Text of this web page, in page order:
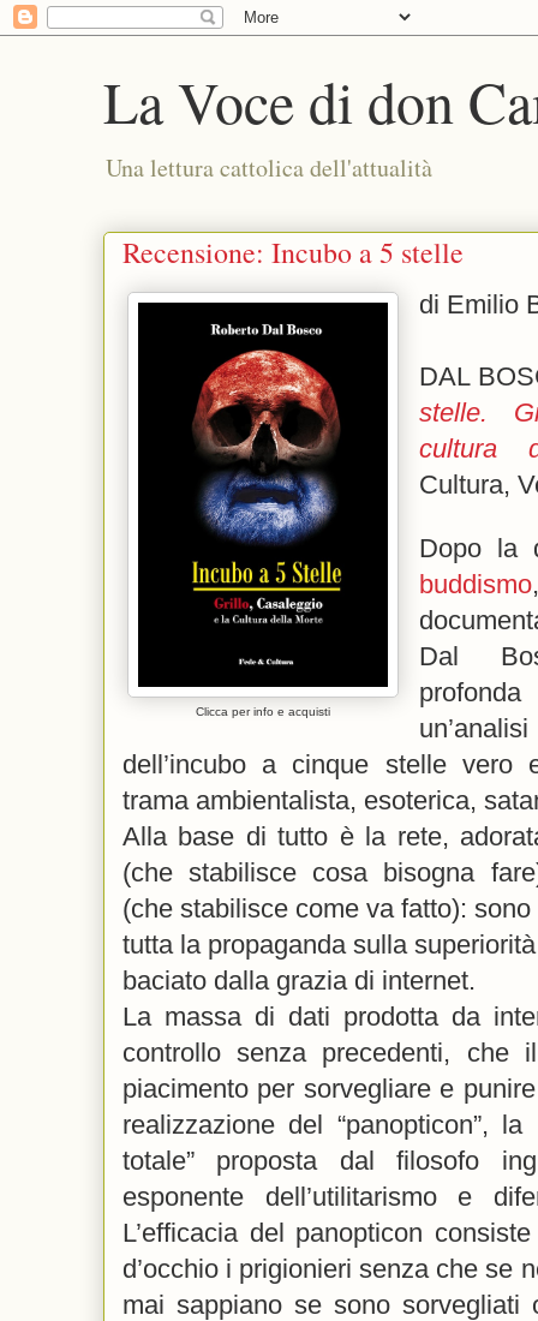
La Voce di don
Una lettura cattolica dell'attualità
Recensione: Incubo a 5 stelle
Clicca per info e acquisti
di Emilio
DAL
stelle.
cultura
Cultura,
Dopo la
buddismo
Dal
dell’incubo a cinque stelle vero
trama ambientalista, esoterica,
Alla base di tutto è la rete,
(che stabilisce cosa bisogna
(che stabilisce come va fatto):
tutta la propaganda sulla
baciato dalla grazia di internet.
La massa di dati prodotta da
controllo senza precedenti, che
piacimento per sorvegliare e
realizzazione del “panopticon”,
totale” proposta dal filosofo
esponente dell’utilitarismo e
L’efficacia del panopticon
d’occhio i prigionieri senza che se
mai sappiano se sono